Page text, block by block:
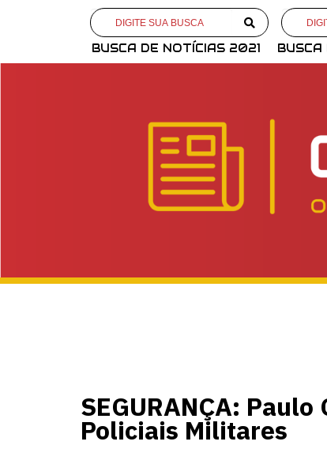
BUSCA DE NOTÍCIAS 2021
SEGURANÇA:
Policiais Militares